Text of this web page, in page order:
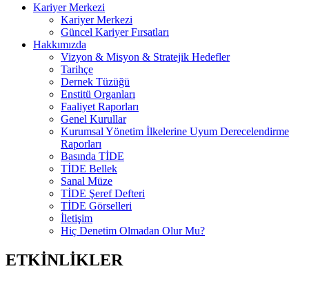
Kariyer Merkezi
Kariyer Merkezi
Güncel Kariyer Fırsatları
Hakkımızda
Vizyon & Misyon & Stratejik Hedefler
Tarihçe
Dernek Tüzüğü
Enstitü Organları
Faaliyet Raporları
Genel Kurullar
Kurumsal Yönetim İlkelerine Uyum Derecelendirme
Raporları
Basında TİDE
TİDE Bellek
Sanal Müze
TİDE Şeref Defteri
TİDE Görselleri
İletişim
Hiç Denetim Olmadan Olur Mu?
ETKİNLİKLER